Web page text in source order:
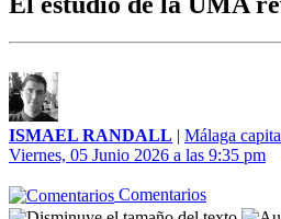
ISMAEL RANDALL | Málaga
Viernes, 05 Junio 2026 a las 9:35 pm
Comentarios